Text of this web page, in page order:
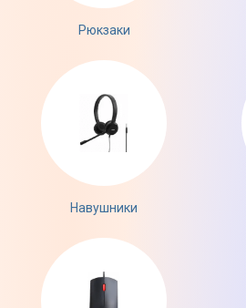
Рюкзаки
Навушники